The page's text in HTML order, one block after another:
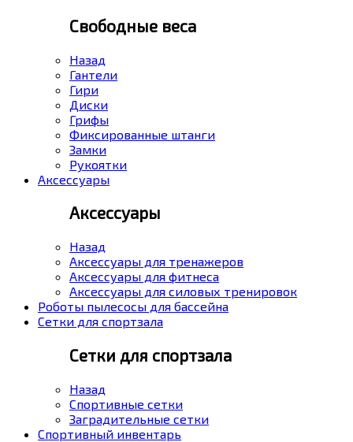
Свободные веса
Назад
Гантели
Гири
Диски
Грифы
Фиксированные штанги
Замки
Рукоятки
Аксессуары
Аксессуары
Назад
Аксессуары для тренажеров
Аксессуары для фитнеса
Аксессуары для силовых тренировок
Роботы пылесосы для бассейна
Сетки для спортзала
Сетки для спортзала
Назад
Спортивные сетки
Заградительные сетки
Спортивный инвентарь